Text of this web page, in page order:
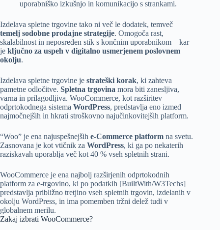
uporabniško izkušnjo in komunikacijo s strankami.
Izdelava spletne trgovine tako ni več le dodatek, temveč
temelj sodobne prodajne strategije. Omogoča rast,
skalabilnost in neposreden stik s končnim uporabnikom – kar
je ključno za uspeh v digitalno usmerjenem poslovnem
okolju.
Izdelava spletne trgovine je strateški korak, ki zahteva
pametne odločitve. Spletna trgovina mora biti zanesljiva,
varna in prilagodljiva. WooCommerce, kot razširitev
odprtokodnega sistema WordPress, predstavlja eno izmed
najmočnejših in hkrati stroškovno najučinkovitejših platform.
“Woo” je ena najuspešnejših e-Commerce platform na svetu.
Zasnovana je kot vtičnik za WordPress, ki ga po nekaterih
raziskavah uporablja več kot 40 % vseh spletnih strani.
WooCommerce je ena najbolj razširjenih odprtokodnih
platform za e-trgovino, ki po podatkih [BuiltWith/W3Techs]
predstavlja približno tretjino vseh spletnih trgovin, izdelanih v
okolju WordPress, in ima pomemben tržni delež tudi v
globalnem merilu.
Zakaj izbrati WooCommerce?